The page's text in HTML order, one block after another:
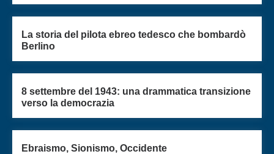
La storia del pilota ebreo tedesco che bombardò
Berlino
8 settembre del 1943: una drammatica transizione
verso la democrazia
Ebraismo, Sionismo, Occidente